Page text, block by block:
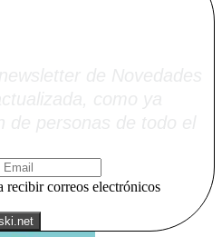
recibir correos electrónicos